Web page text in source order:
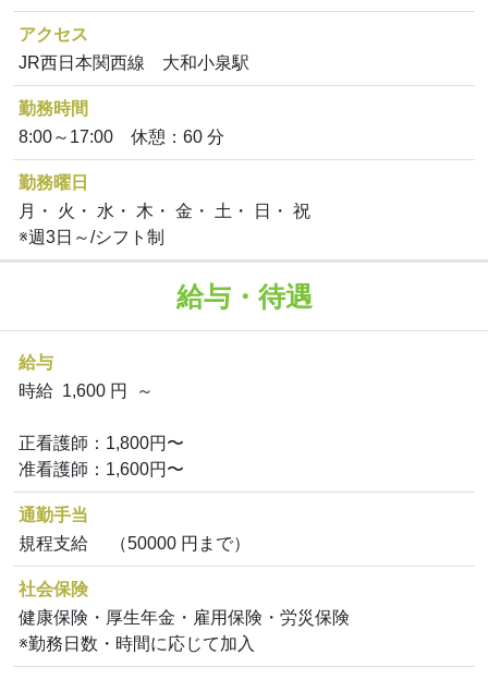
アクセス
JR西日本関西線 大和小泉駅
勤務時間
8:00～17:00 休憩：60 分
勤務曜日
月・ 火・ 水・ 木・ 金・ 土・ 日・ 祝
※週3日～/シフト制
給与・待遇
給与
時給 1,600 円 ～
正看護師：1,800円〜
准看護師：1,600円〜
通勤手当
規程支給 （50000 円まで）
社会保険
健康保険・厚生年金・雇用保険・労災保険
※勤務日数・時間に応じて加入